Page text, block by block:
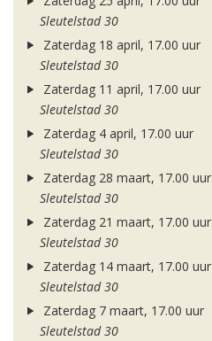
Sleutelstad 30
Zaterdag 18 april, 17.00 uur
Sleutelstad 30
Zaterdag 11 april, 17.00 uur
Sleutelstad 30
Zaterdag 4 april, 17.00 uur
Sleutelstad 30
Zaterdag 28 maart, 17.00 uur
Sleutelstad 30
Zaterdag 21 maart, 17.00 uur
Sleutelstad 30
Zaterdag 14 maart, 17.00 uur
Sleutelstad 30
Zaterdag 7 maart, 17.00 uur
Sleutelstad 30